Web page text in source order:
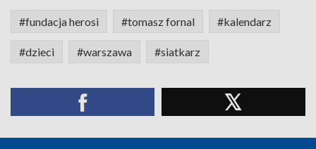
#fundacja herosi #tomasz fornal #kalendarz
#dzieci #warszawa #siatkarz